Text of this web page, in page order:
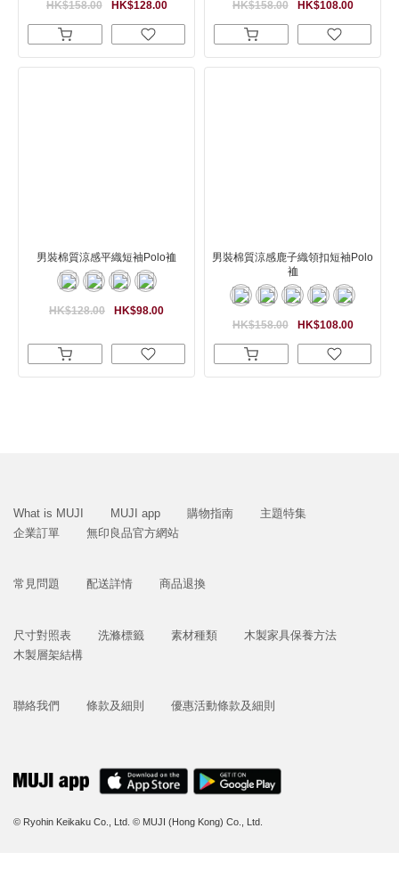
HK$128.00
HK$158.00 HK$108.00
HK$158.00
男裝棉質涼感平織短袖Polo裇
HK$98.00
HK$128.00
男裝棉質涼感鹿子織領扣短袖Polo
裇
HK$108.00
HK$158.00
What is MUJI MUJI app 購物指南
主題特集
企業訂單
無印良品官方網站
常見問題 配送詳情 商品退換
尺寸對照表 洗滌標籤 素材種類
木製家具保養方法
木製層架結構
聯絡我們 條款及細則 優惠活動條款及細則
© Ryohin Keikaku Co., Ltd. © MUJI (Hong Kong) Co., Ltd.